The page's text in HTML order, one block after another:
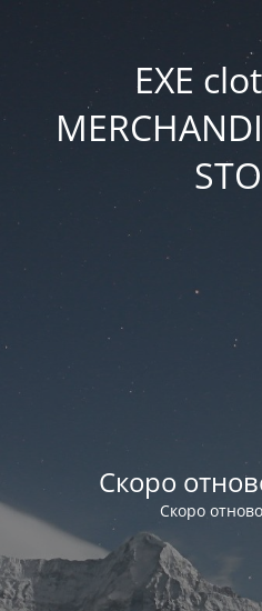
EXE
Скоро
Скоро